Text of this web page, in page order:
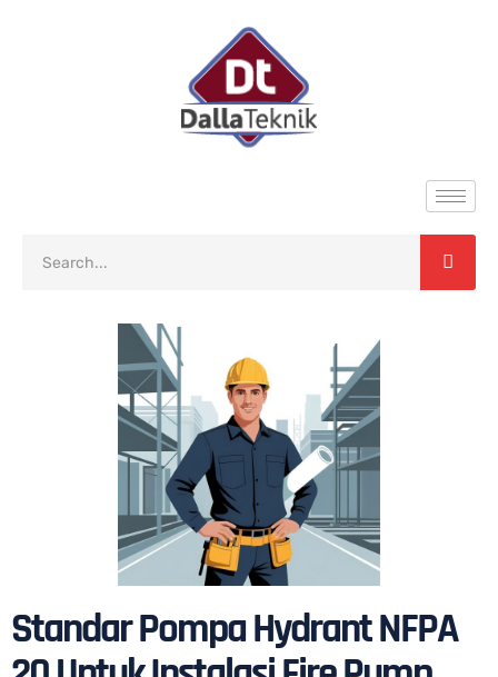
Standar Pompa Hydrant NFPA